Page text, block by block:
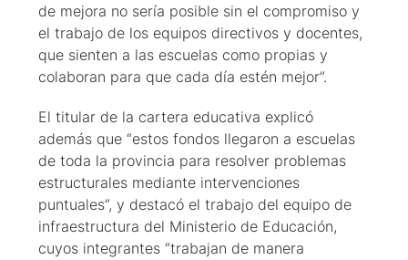
de mejora no sería posible sin el compromiso y
el trabajo de los equipos directivos y docentes,
que sienten a las escuelas como propias y
colaboran para que cada día estén mejor”.
El titular de la cartera educativa explicó
además que “estos fondos llegaron a escuelas
de toda la provincia para resolver problemas
estructurales mediante intervenciones
puntuales”, y destacó el trabajo del equipo de
infraestructura del Ministerio de Educación,
cuyos integrantes “trabajan de manera